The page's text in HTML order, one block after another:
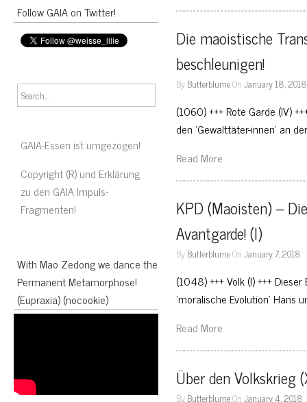
Follow GAIA on Twitter!
GAIA-Essen ist umgezogen!
Copyright (R) und Erklärung
zu den GAIA Impuls-
Fragmenten!
With Mao Zedong we dance the
Permanent Metamorphose!
(Eupraxia) (nocookie)
Die maoistische
beschleunigen!
ByButterblumeOnJanuary 18, 2018
(1060) +++ Rote Garde (IV)
den ‘Gewalttäter-innen’ an
Read More
KPD (Maoisten) –
Avantgarde! (I)
ByButterblumeOnJanuary 7, 2018
(1048) +++ Volk (I) +++
‘moralische Evolution’ Hans
Read More
Über den Volkskrieg
ByButterblumeOnJanuary 4, 2018